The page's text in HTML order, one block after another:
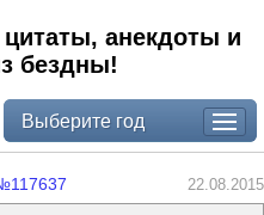
анекдоты и
бездны!
Выберите год
22.08.2015